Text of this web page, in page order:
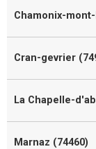
Chamonix-
Cran-gevrier
La Chapelle-
Marnaz (74460)